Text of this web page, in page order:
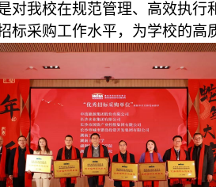
对我校在规范管理、高效执
采购工作水平，为学校的高